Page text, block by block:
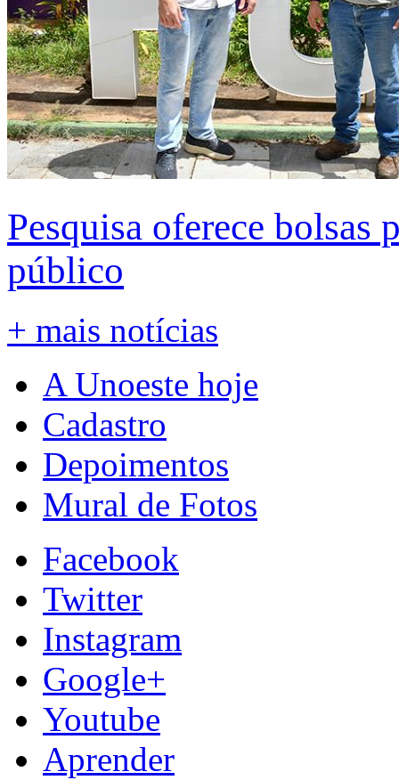
Pesquisa oferece bolsas
público
+ mais notícias
A Unoeste hoje
Cadastro
Depoimentos
Mural de Fotos
Facebook
Twitter
Instagram
Google+
Youtube
Aprender